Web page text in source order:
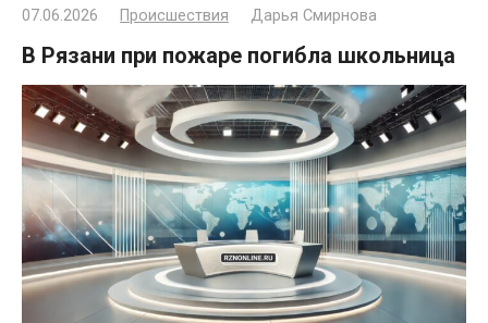
07.06.2026 Происшествия Дарья Смирнова
В Рязани при пожаре погибла школьница